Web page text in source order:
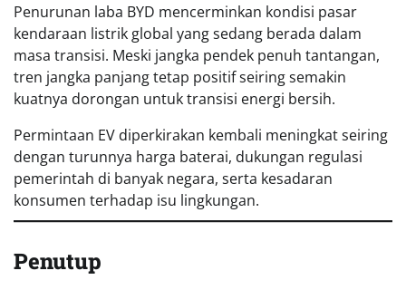
Penurunan laba BYD mencerminkan kondisi pasar
kendaraan listrik global yang sedang berada dalam
masa transisi. Meski jangka pendek penuh tantangan,
tren jangka panjang tetap positif seiring semakin
kuatnya dorongan untuk transisi energi bersih.
Permintaan EV diperkirakan kembali meningkat seiring
dengan turunnya harga baterai, dukungan regulasi
pemerintah di banyak negara, serta kesadaran
konsumen terhadap isu lingkungan.
Penutup